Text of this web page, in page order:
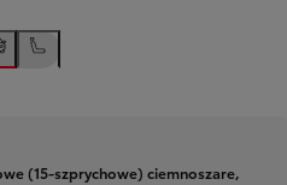
(15-szprychowe) ciemnoszare,